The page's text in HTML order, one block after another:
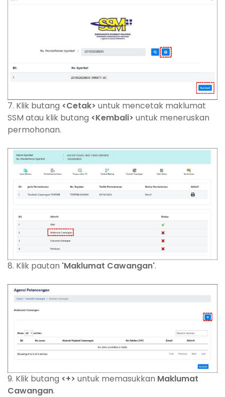
7. Klik butang <Cetak> untuk mencetak maklumat
SSM atau klik butang <Kembali> untuk meneruskan
permohonan.
8. Klik pautan 'Maklumat Cawangan'.
9. Klik butang <+> untuk memasukkan Maklumat
Cawangan.